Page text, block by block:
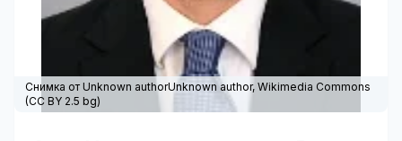
Снимка от Unknown authorUnknown author, Wikimedia Commons
(CC BY 2.5 bg)